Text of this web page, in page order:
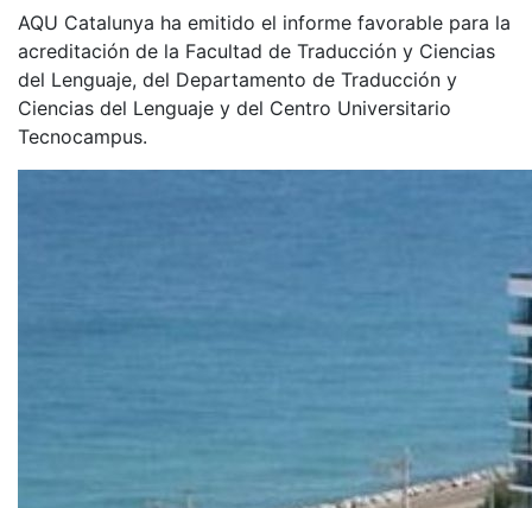
AQU Catalunya ha emitido el informe favorable para la
acreditación de la Facultad de Traducción y Ciencias
del Lenguaje, del Departamento de Traducción y
Ciencias del Lenguaje y del Centro Universitario
Tecnocampus.